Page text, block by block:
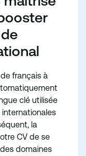
français à
clé utilisée
internationales
la
CV de se
domaines